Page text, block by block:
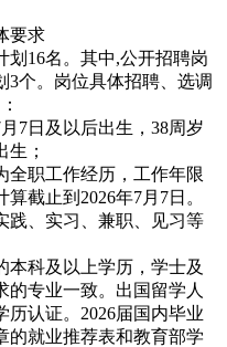
要求
划16名。其中,公开招聘岗
3个。岗位具体招聘、选调
7日及以后出生，38周岁
生；
全职工作经历，工作年限
截止到2026年7月7日。
践、实习、兼职、见习等
本科及以上学历，学士及
的专业一致。出国留学人
历认证。2026届国内毕业
的就业推荐表和教育部学